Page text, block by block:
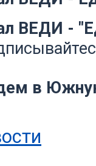
ВЕДИ -
в